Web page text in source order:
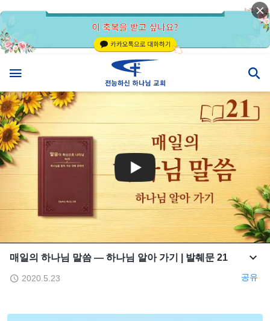
매일의 하나님 말씀 ― 하나님 알아 가기 | 발췌문 21
2020.5.23 공유